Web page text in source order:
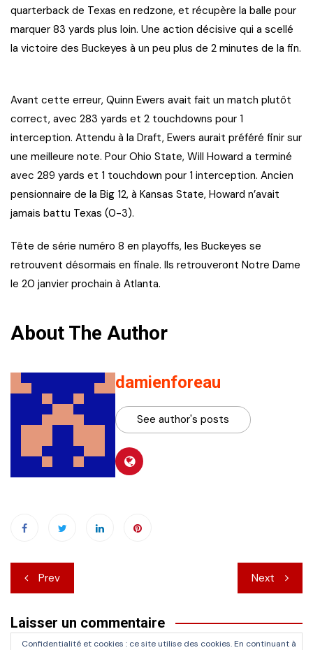
quarterback de Texas en redzone, et récupère la balle pour
marquer 83 yards plus loin. Une action décisive qui a scellé
la victoire des Buckeyes à un peu plus de 2 minutes de la fin.
Avant cette erreur, Quinn Ewers avait fait un match plutôt
correct, avec 283 yards et 2 touchdowns pour 1
interception. Attendu à la Draft, Ewers aurait préféré finir sur
une meilleure note. Pour Ohio State, Will Howard a terminé
avec 289 yards et 1 touchdown pour 1 interception. Ancien
pensionnaire de la Big 12, à Kansas State, Howard n’avait
jamais battu Texas (0-3).
Tête de série numéro 8 en playoffs, les Buckeyes se
retrouvent désormais en finale. Ils retrouveront Notre Dame
le 20 janvier prochain à Atlanta.
About The Author
damienforeau
See author's posts
Navigation
de
l’article
Prev Next
Laisser un commentaire
Confidentialité et cookies : ce site utilise des cookies. En continuant à